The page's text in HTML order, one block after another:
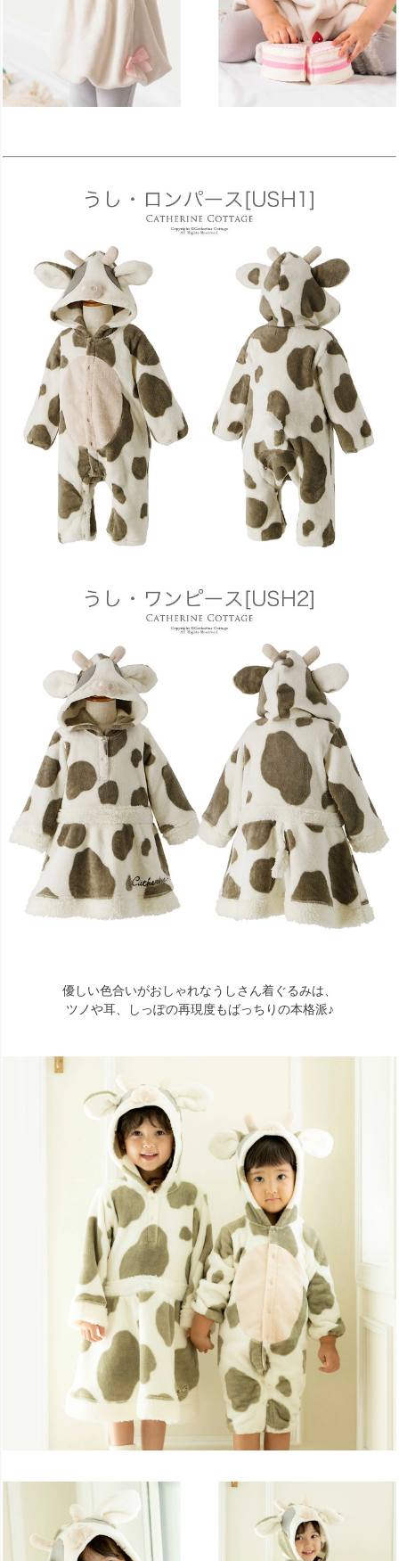
優しい色合いがおしゃれなうしさん着ぐるみは、
ツノや耳、しっぽの再現度もばっちりの本格派♪